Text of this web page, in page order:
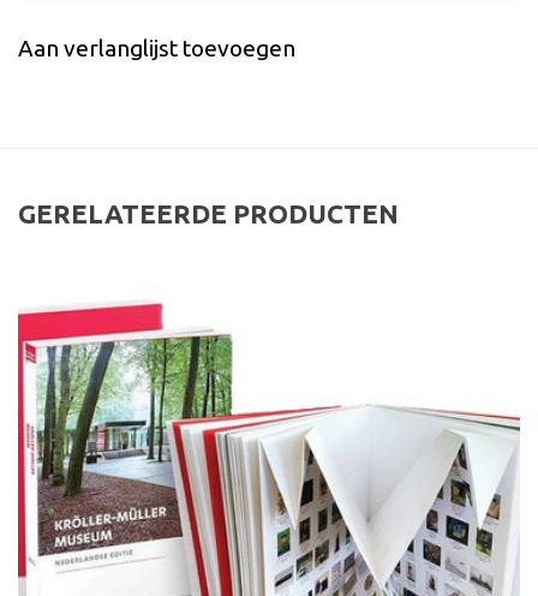
Aan verlanglijst toevoegen
GERELATEERDE PRODUCTEN